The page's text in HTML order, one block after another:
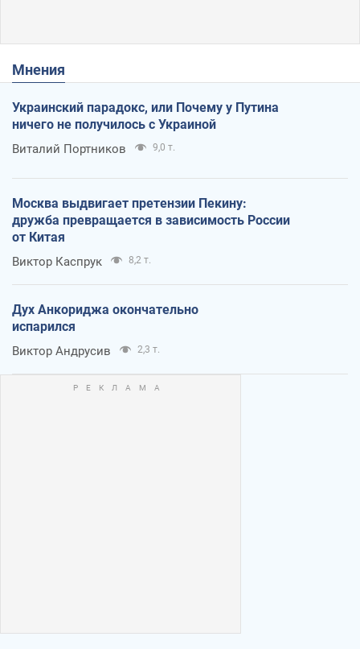
Мнения
Украинский парадокс, или Почему у Путина
ничего не получилось с Украиной
Виталий Портников 9,0 т.
Москва выдвигает претензии Пекину:
дружба превращается в зависимость России
от Китая
Виктор Каспрук 8,2 т.
Дух Анкориджа окончательно
испарился
Виктор Андрусив 2,3 т.